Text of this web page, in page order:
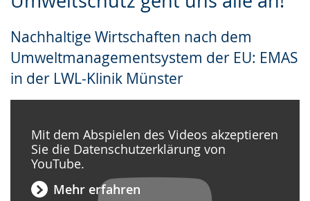
Nachhaltige Wirtschaften nach dem
Umweltmanagementsystem der EU: EMAS
in der LWL-Klinik Münster
Mit dem Abspielen des Videos akzeptieren
Sie die Datenschutzerklärung von
YouTube.
Mehr erfahren
Leichten
wechseln.
Audio-
Video
Deutscher
Gebärdensprache
wird
angezeigt.